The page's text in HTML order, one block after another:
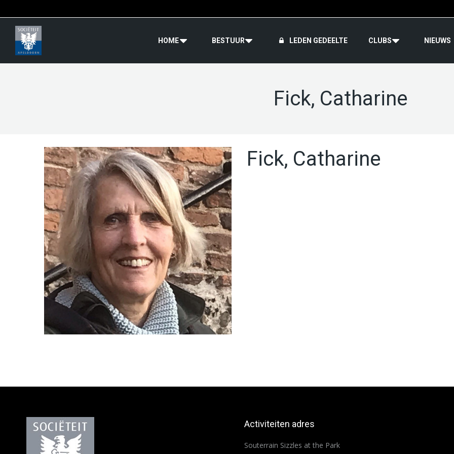
HOME BESTUUR LEDEN GEDEELTE CLUBS NIEUWS
Fick, Catharine
Fick, Catharine
Activiteiten adres
Souterrain Sizzles at the Park